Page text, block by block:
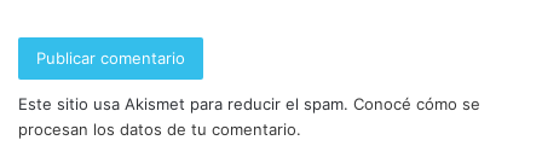
Este sitio usa Akismet para reducir el spam. Conocé cómo se
procesan los datos de tu comentario.